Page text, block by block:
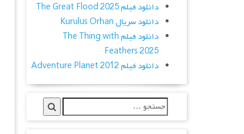
دانلود فیلم The Great Flood 2025
دانلود سریال Kurulus Orhan
دانلود فیلم The Thing with
Feathers 2025
دانلود فیلم Adventure Planet 2012